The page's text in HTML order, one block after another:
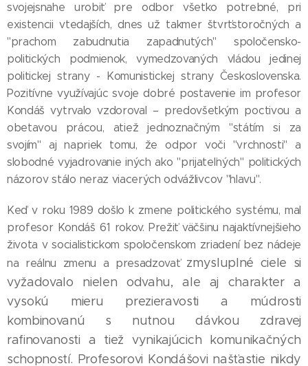
svojejsnahe urobiť pre odbor všetko potrebné, pri
existencii vtedajších, dnes už takmer štvrťstoročných a
"prachom zabudnutia zapadnutých" spoločensko-
politických podmienok, vymedzovaných vládou jedinej
politickej strany - Komunistickej strany Československa.
Pozitívne využívajúc svoje dobré postavenie im profesor
Kondáš vytrvalo vzdoroval – predovšetkým poctivou a
obetavou prácou, atiež jednoznačným "státím si za
svojím" aj napriek tomu, že odpor voči "vrchnosti" a
slobodné vyjadrovanie iných ako "prijateľných" politických
názorov stálo neraz viacerých odvážlivcov "hlavu".
Keď v roku 1989 došlo k zmene politického systému, mal
profesor Kondáš 61 rokov. Prežiť väčšinu najaktívnejšieho
života v socialistickom spoločenskom zriadení bez nádeje
na reálnu zmenu a presadzovať zmysluplné ciele si
vyžadovalo nielen odvahu, ale aj charakter a
vysokú mieru prezieravosti a múdrosti
kombinovanú s nutnou dávkou zdravej
rafinovanosti a tiež vynikajúcich komunikačných
schopností. Profesorovi Kondášovi našťastie nikdy